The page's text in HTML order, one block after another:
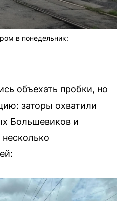
в понедельник:
объехать пробки, но
заторы охватили
Большевиков и